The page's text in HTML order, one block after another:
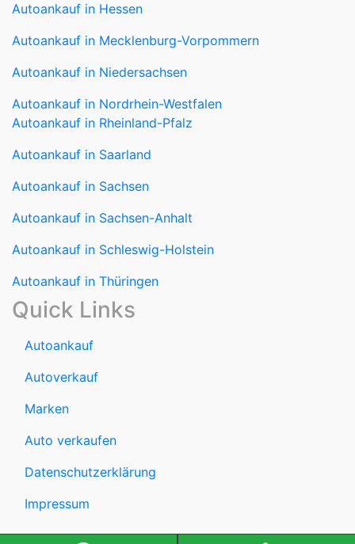
Autoankauf in Hessen
Autoankauf in Mecklenburg-Vorpommern
Autoankauf in Niedersachsen
Autoankauf in Nordrhein-Westfalen
Autoankauf in Rheinland-Pfalz
Autoankauf in Saarland
Autoankauf in Sachsen
Autoankauf in Sachsen-Anhalt
Autoankauf in Schleswig-Holstein
Autoankauf in Thüringen
Quick Links
Autoankauf
Autoverkauf
Marken
Auto verkaufen
Datenschutzerklärung
Impressum